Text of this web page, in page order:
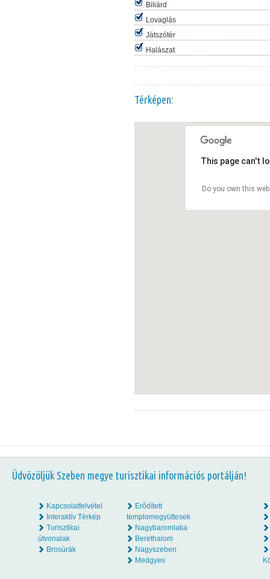
Biliárd
Lovaglás
Játszótér
Halászat
Térképen:
This page can't
Do you own this
Üdvözöljük Szeben megye turisztikai információs portálján!
Kapcsolatfelvétel
Interaktív Térkép
Turisztikai
útvonalak
Brosúrák
Erődített
templomegyüttesek
Nagybaromlaka
Berethalom
Nagyszeben
Medgyes